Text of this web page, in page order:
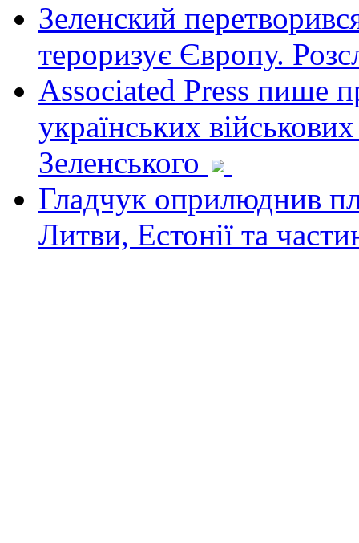
Зеленский
тероризує Європу.
Associated Press пише
українських
Зеленського
Гладчук оприлюднив
Литви, Естонії та